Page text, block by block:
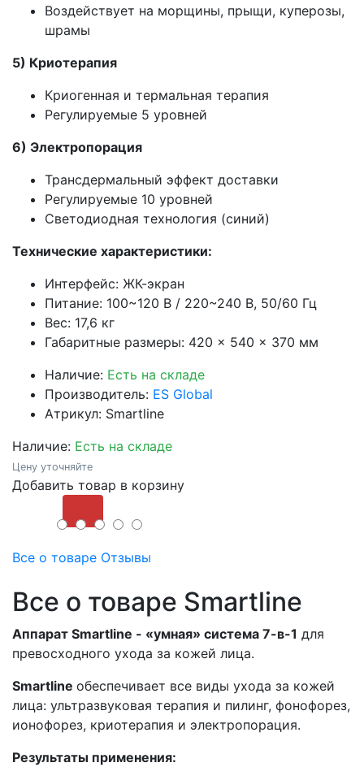
Воздействует на морщины, прыщи, куперозы,
шрамы
5) Криотерапия
Криогенная и термальная терапия
Регулируемые 5 уровней
6) Электропорация
Трансдермальный эффект доставки
Регулируемые 10 уровней
Светодиодная технология (синий)
Технические характеристики:
Интерфейс: ЖК-экран
Питание: 100~120 В / 220~240 В, 50/60 Гц
Вес: 17,6 кг
Габаритные размеры: 420 × 540 × 370 мм
Наличие: Есть на складе
Производитель: ES Global
Атрикул: Smartline
Наличие: Есть на складе
Цену уточняйте
Добавить товар в корзину
Все о товаре Отзывы
Все о товаре Smartline
Аппарат Smartline - «умная» система 7-в-1 для
превосходного ухода за кожей лица.
Smartline обеспечивает все виды ухода за кожей
лица: ультразвуковая терапия и пилинг, фонофорез,
ионофорез, криотерапия и электропорация.
Результаты применения: